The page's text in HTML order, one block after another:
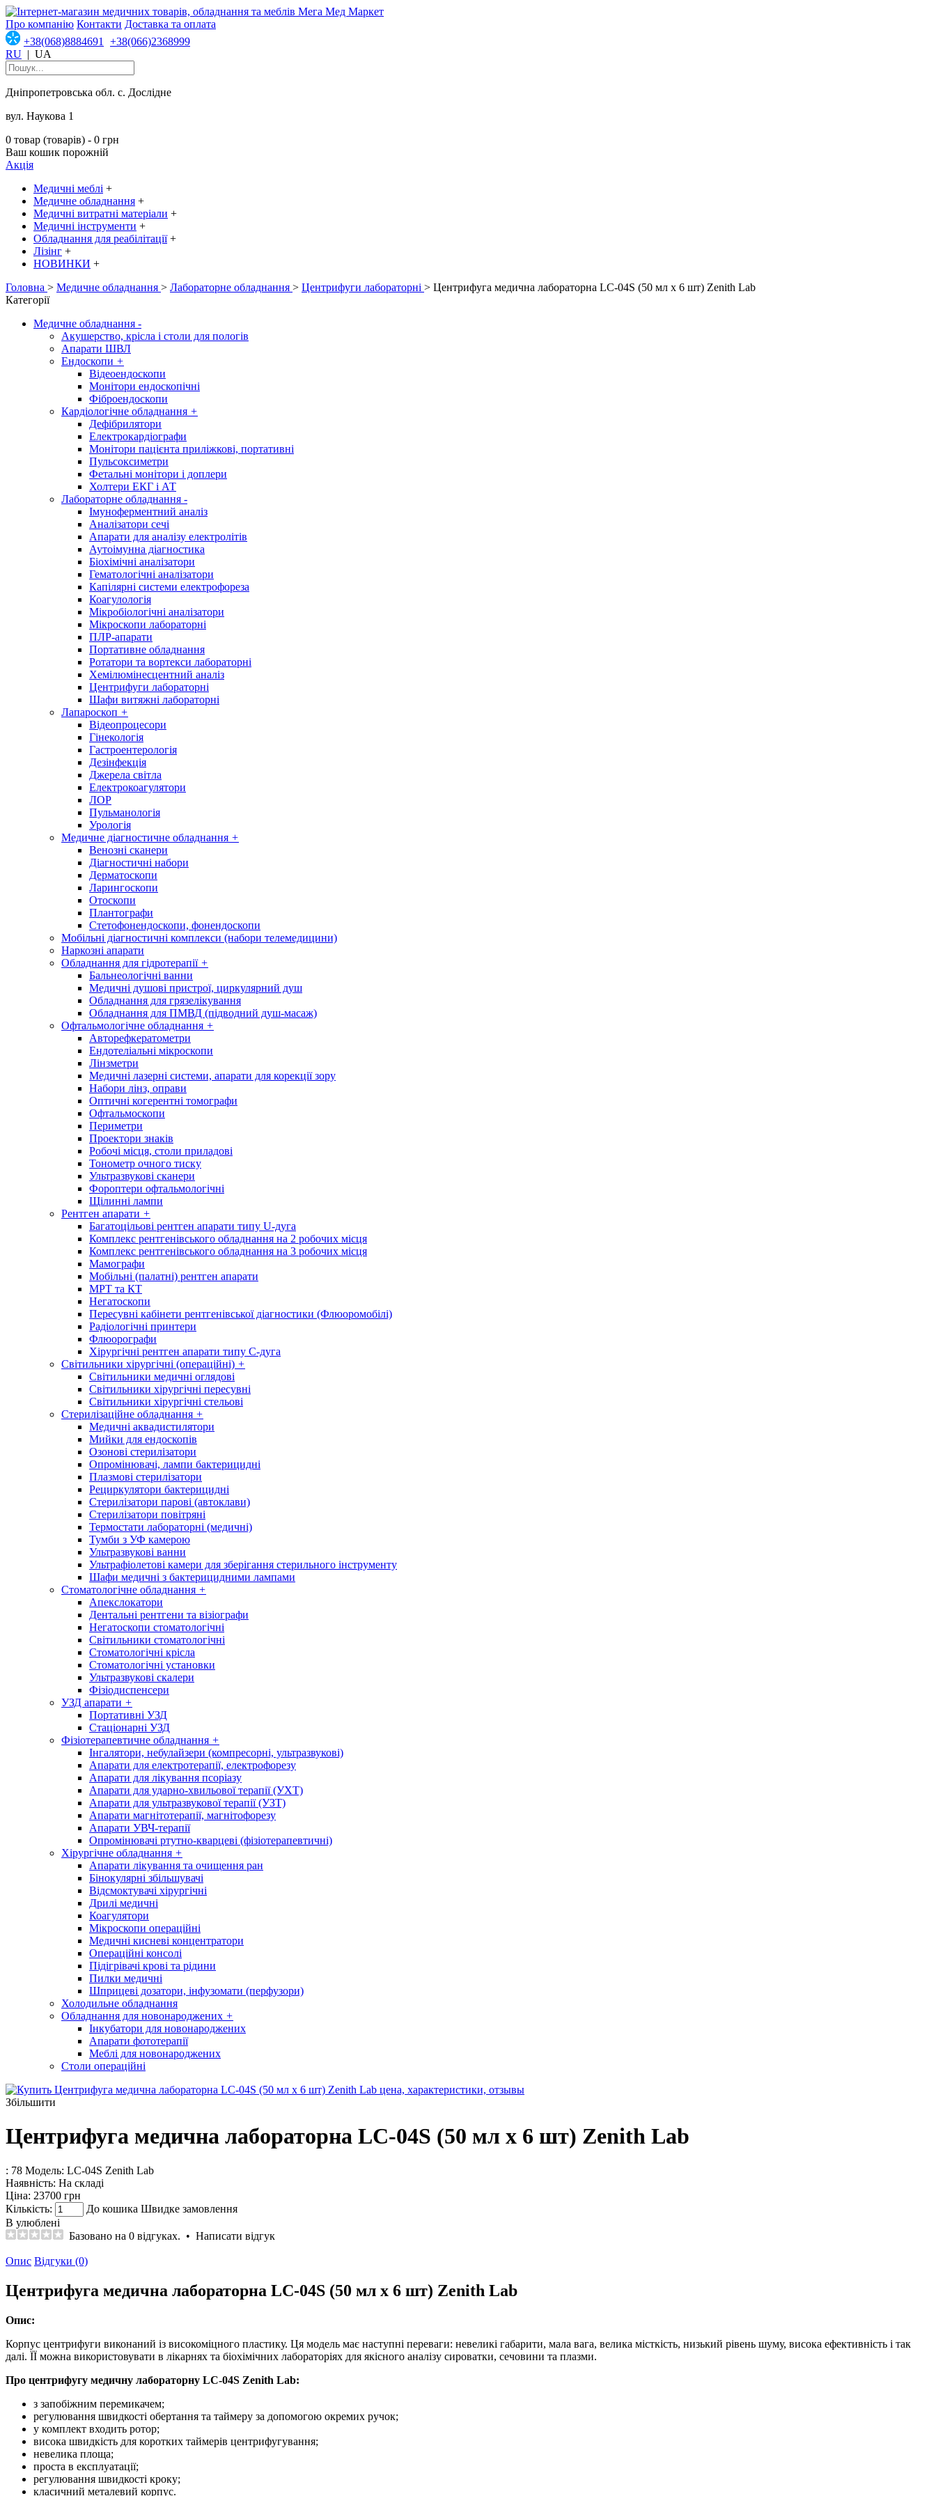
Про компанію Контакти Доставка та оплата
+38(068)8884691
+38(066)2368999
RU | UA
Дніпропетровська обл. с. Дослідне
вул. Наукова 1
0 товар (товарів) - 0 грн
Ваш кошик порожній
Акція
Медичні меблі +
Медичне обладнання +
Медичні витратні матеріали +
Медичні інструменти +
Обладнання для реабілітації +
Лізінг +
НОВИНКИ +
Головна > Медичне обладнання > Лабораторне обладнання > Центрифуги лабораторні > Центрифуга медична лабораторна LC-04S (50 мл х 6 шт) Zenith Lab
Категорії
Медичне обладнання -
Акушерство, крісла і столи для пологів
Апарати ШВЛ
Ендоскопи +
Відеоендоскопи
Монітори ендоскопічні
Фіброендоскопи
Кардіологічне обладнання +
Дефібрилятори
Електрокардіографи
Монітори пацієнта приліжкові, портативні
Пульсоксиметри
Фетальні монітори і доплери
Холтери ЕКГ і АТ
Лабораторне обладнання -
Імуноферментний аналіз
Аналізатори сечі
Апарати для аналізу електролітів
Аутоімунна діагностика
Біохімічні аналізатори
Гематологічні аналізатори
Капілярні системи електрофореза
Коагулологія
Мікробіологічні аналізатори
Мікроскопи лабораторні
ПЛР-апарати
Портативне обладнання
Ротатори та вортекси лабораторні
Хемілюмінесцентний аналіз
Центрифуги лабораторні
Шафи витяжні лабораторні
Лапароскоп +
Відеопроцесори
Гінекологія
Гастроентерологія
Дезінфекція
Джерела світла
Електрокоагулятори
ЛОР
Пульманологія
Урологія
Медичне діагностичне обладнання +
Венозні сканери
Діагностичні набори
Дерматоскопи
Ларингоскопи
Отоскопи
Плантографи
Стетофонендоскопи, фонендоскопи
Мобільні діагностичні комплекси (набори телемедицини)
Наркозні апарати
Обладнання для гідротерапії +
Бальнеологічні ванни
Медичні душові пристрої, циркулярний душ
Обладнання для грязелікування
Обладнання для ПМВД (підводний душ-масаж)
Офтальмологічне обладнання +
Авторефкератометри
Ендотеліальні мікроскопи
Лінзметри
Медичні лазерні системи, апарати для корекції зору
Набори лінз, оправи
Оптичні когерентні томографи
Офтальмоскопи
Периметри
Проектори знаків
Робочі місця, столи приладові
Тонометр очного тиску
Ультразвукові сканери
Фороптери офтальмологічні
Щілинні лампи
Рентген апарати +
Багатоцільові рентген апарати типу U-дуга
Комплекс рентгенівського обладнання на 2 робочих місця
Комплекс рентгенівського обладнання на 3 робочих місця
Мамографи
Мобільні (палатні) рентген апарати
МРТ та КТ
Негатоскопи
Пересувні кабінети рентгенівської діагностики (Флюоромобілі)
Радіологічні принтери
Флюорографи
Хірургічні рентген апарати типу С-дуга
Світильники хірургічні (операційні) +
Світильники медичні оглядові
Світильники хірургічні пересувні
Світильники хірургічні стельові
Стерилізаційне обладнання +
Медичні аквадистилятори
Мийки для ендоскопів
Озонові стерилізатори
Опромінювачі, лампи бактерицидні
Плазмові стерилізатори
Рециркулятори бактерицидні
Стерилізатори парові (автоклави)
Стерилізатори повітряні
Термостати лабораторні (медичні)
Тумби з УФ камерою
Ультразвукові ванни
Ультрафіолетові камери для зберігання стерильного інструменту
Шафи медичні з бактерицидними лампами
Стоматологічне обладнання +
Апекслокатори
Дентальні рентгени та візіографи
Негатоскопи стоматологічні
Світильники стоматологічні
Стоматологічні крісла
Стоматологічні установки
Ультразвукові скалери
Фізіодиспенсери
УЗД апарати +
Портативні УЗД
Стаціонарні УЗД
Фізіотерапевтичне обладнання +
Інгалятори, небулайзери (компресорні, ультразвукові)
Апарати для електротерапії, електрофорезу
Апарати для лікування псоріазу
Апарати для ударно-хвильової терапії (УХТ)
Апарати для ультразвукової терапії (УЗТ)
Апарати магнітотерапії, магнітофорезу
Апарати УВЧ-терапії
Опромінювачі ртутно-кварцеві (фізіотерапевтичні)
Хірургічне обладнання +
Апарати лікування та очищення ран
Бінокулярні збільшувачі
Відсмоктувачі хірургічні
Дрилі медичні
Коагулятори
Мікроскопи операційні
Медичні кисневі концентратори
Операційні консолі
Підігрівачі крові та рідини
Пилки медичні
Шприцеві дозатори, інфузомати (перфузори)
Холодильне обладнання
Обладнання для новонароджених +
Інкубатори для новонароджених
Апарати фототерапії
Меблі для новонароджених
Столи операційні
Збільшити
Центрифуга медична лабораторна LC-04S (50 мл х 6 шт) Zenith Lab
: 78 Модель: LC-04S Zenith Lab
Наявність: На складі
Ціна: 23700 грн
Кількість:
До кошика Швидке замовлення
В улюблені
Базовано на 0 відгуках. • Написати відгук
Опис Відгуки (0)
Центрифуга медична лабораторна LC-04S (50 мл х 6 шт) Zenith Lab
Опис:
Корпус центрифуги виконаний із високоміцного пластику. Ця модель має наступні переваги: невеликі габарити, мала вага, велика місткість, низький рівень шуму, висока ефективність і так
далі. ЇЇ можна використовувати в лікарнях та біохімічних лабораторіях для якісного аналізу сироватки, сечовини та плазми.
Про центрифугу медичну лабораторну LC-04S Zenith Lab:
з запобіжним перемикачем;
регулювання швидкості обертання та таймеру за допомогою окремих ручок;
у комплект входить ротор;
висока швидкість для коротких таймерів центрифугування;
невелика площа;
проста в експлуатації;
регулювання швидкості кроку;
класичний металевий корпус.